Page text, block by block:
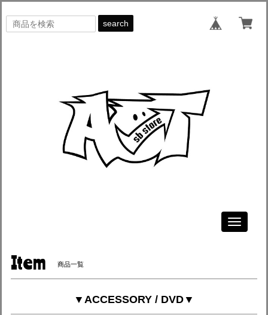
search
Toggle
Item 商品一覧
▼ACCESSORY / DVD▼